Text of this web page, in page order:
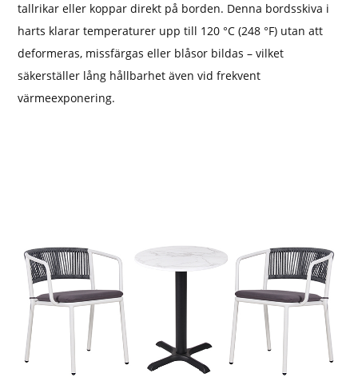
tallrikar eller koppar direkt på borden. Denna bordsskiva i
harts klarar temperaturer upp till 120 °C (248 °F) utan att
deformeras, missfärgas eller blåsor bildas – vilket
säkerställer lång hållbarhet även vid frekvent
värmeexponering.